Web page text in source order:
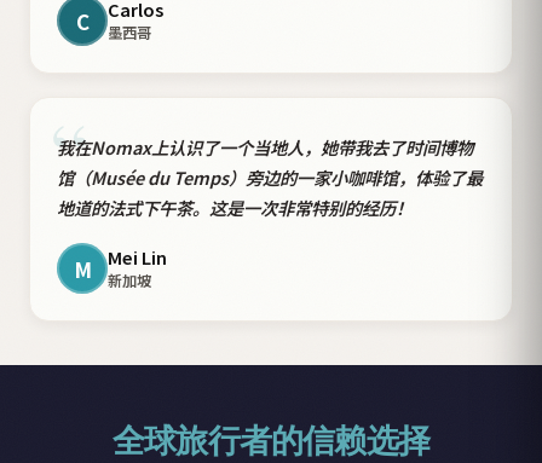
C Carlos
墨西哥
“
我在Nomax上认识了一个当地人，她带我去了时间博物
馆（Musée du Temps）旁边的一家小咖啡馆，体验了最
地道的法式下午茶。这是一次非常特别的经历！
M Mei Lin
新加坡
全球旅行者的信赖选择